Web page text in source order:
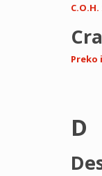
C.O.H.
D